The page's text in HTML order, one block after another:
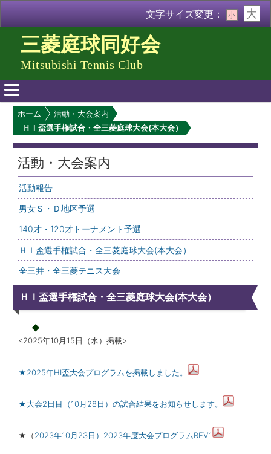
三菱庭球同好会
Mitsubishi Tennis Club
文字サイズ変更： 小 大
メ
ホーム
活動・大会案内
ＨＩ盃選手権試合・全三菱庭球大会(本大会）
活動・大会案内
活動報告
男女Ｓ・Ｄ地区予選
140才・120才トーナメント予選
ＨＩ盃選手権試合・全三菱庭球大会(本大会）
全三井・全三菱テニス大会
ＨＩ盃選手権試合・全三菱庭球大会(本大会）
<2025年10月15日（水）掲載>
★2025年HI盃大会プログラムを掲載しました。
★大会2日目（10月28日）の試合結果をお知らせします。
★（2023年10月23日）2023年度大会プログラムREV1